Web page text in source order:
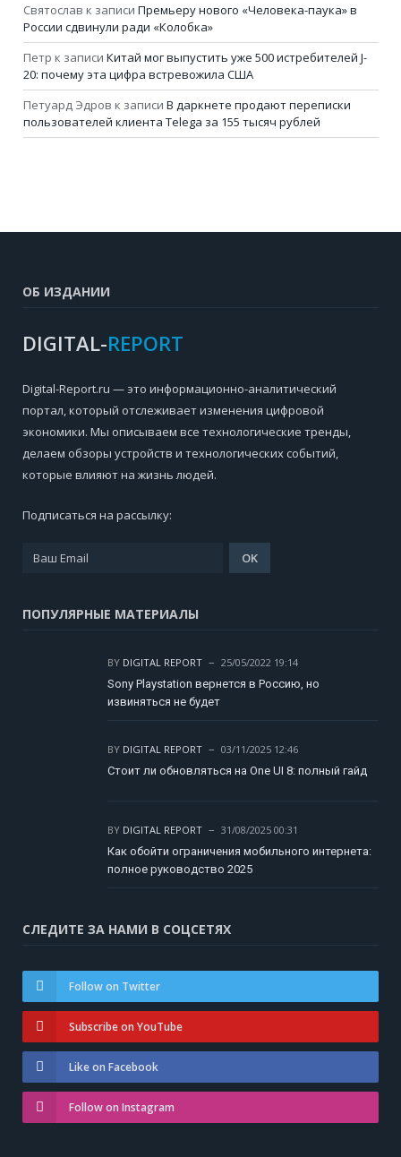
Святослав к записи Премьеру нового «Человека-паука» в
России сдвинули ради «Колобка»
Петр к записи Китай мог выпустить уже 500 истребителей J-
20: почему эта цифра встревожила США
Петуард Эдров к записи В даркнете продают переписки
пользователей клиента Telega за 155 тысяч рублей
ОБ ИЗДАНИИ
DIGITAL-REPORT
Digital-Report.ru — это информационно-аналитический
портал, который отслеживает изменения цифровой
экономики. Мы описываем все технологические тренды,
делаем обзоры устройств и технологических событий,
которые влияют на жизнь людей.
Подписаться на рассылку:
ПОПУЛЯРНЫЕ МАТЕРИАЛЫ
BY DIGITAL REPORT
25/05/2022 19:14
Sony Playstation вернется в Россию, но
извиняться не будет
BY DIGITAL REPORT
03/11/2025 12:46
Стоит ли обновляться на One UI 8: полный гайд
BY DIGITAL REPORT
31/08/2025 00:31
Как обойти ограничения мобильного интернета:
полное руководство 2025
СЛЕДИТЕ ЗА НАМИ В СОЦСЕТЯХ
Follow on Twitter
Subscribe on YouTube
Like on Facebook
Follow on Instagram